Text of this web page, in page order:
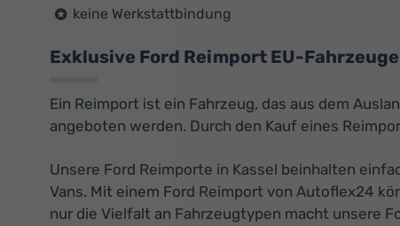
keine Werkstattbindung
Exklusive Ford Reimport EU-
Ein Reimport ist ein Fahrzeug, das aus dem
angeboten werden. Durch den Kauf eines
Unsere Ford Reimporte in Kassel beinhalten
Vans. Mit einem Ford Reimport von Autoflex24
nur die Vielfalt an Fahrzeugtypen macht unsere